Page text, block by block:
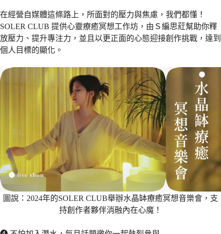
在經營自媒體這條路上，所面對的壓力與焦慮，我們都懂！
SOLER CLUB 提供心靈療癒冥想工作坊，由Ｓ編思葒幫助你釋
放壓力、提升專注力，並且以更正面的心態迎接創作挑戰，達到
個人目標的顯化。
圖說：2024年的SOLER CLUB舉辦水晶缽療癒冥想音樂會，支
持創作者夥伴消融內在心魔！